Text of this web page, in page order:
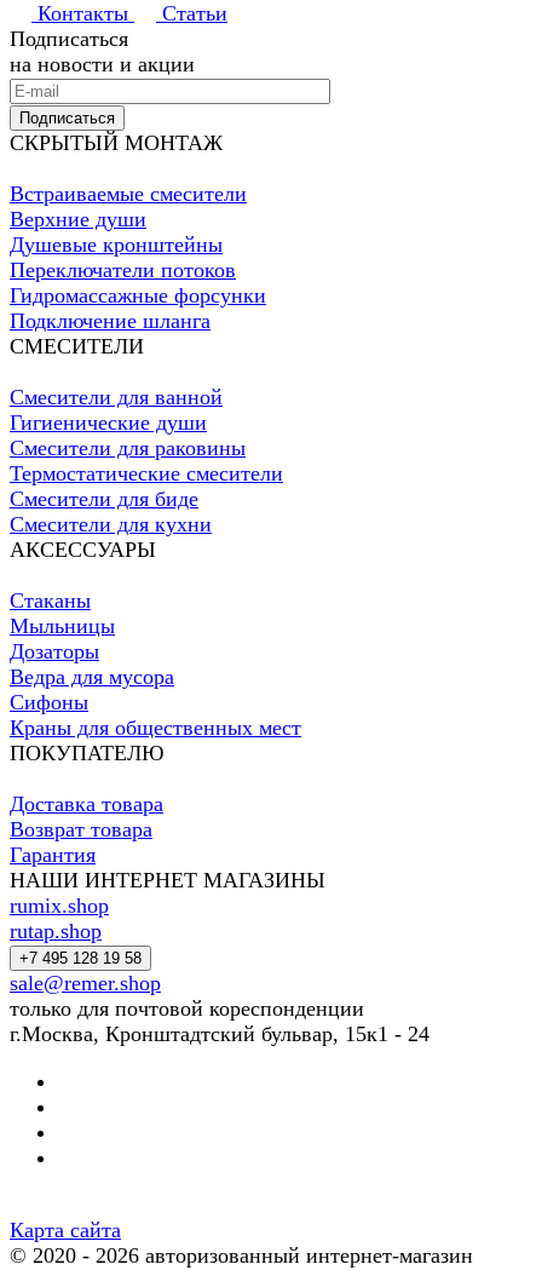
Контакты
Статьи
Подписаться
на новости и акции
Подписаться
СКРЫТЫЙ МОНТАЖ
Встраиваемые смесители
Верхние души
Душевые кронштейны
Переключатели потоков
Гидромассажные форсунки
Подключение шланга
СМЕСИТЕЛИ
Смесители для ванной
Гигиенические души
Смесители для раковины
Термостатические смесители
Смесители для биде
Смесители для кухни
АКСЕССУАРЫ
Стаканы
Мыльницы
Дозаторы
Ведра для мусора
Сифоны
Краны для общественных мест
ПОКУПАТЕЛЮ
Доставка товара
Возврат товара
Гарантия
НАШИ ИНТЕРНЕТ МАГАЗИНЫ
rumix.shop
rutap.shop
+7 495 128 19 58
sale@remer.shop
только для почтовой кореспонденции
г.Москва, Кронштадтский бульвар, 15к1 - 24
Карта сайта
© 2020 - 2026 авторизованный интернет-магазин